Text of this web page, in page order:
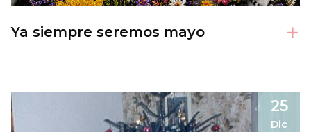
Ya siempre seremos mayo +
25
Dic